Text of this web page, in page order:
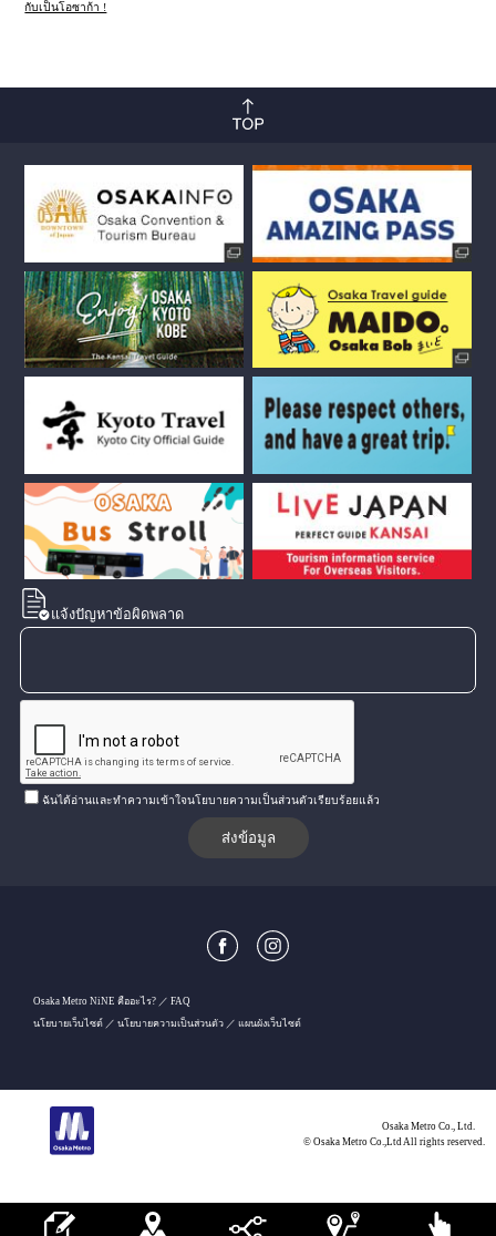
กับเป็นโอซาก้า !
แจ้งปัญหาข้อผิดพลาด
ฉันได้อ่านและทำความเข้าใจนโยบายความเป็นส่วนตัวเรียบร้อยแล้ว
Osaka Metro NiNE คืออะไร?
FAQ
นโยบายเว็บไซต์
นโยบายความเป็นส่วนตัว แผนผังเว็บไซต์
Osaka Metro Co., Ltd.
© Osaka Metro Co.,Ltd All rights reserved.